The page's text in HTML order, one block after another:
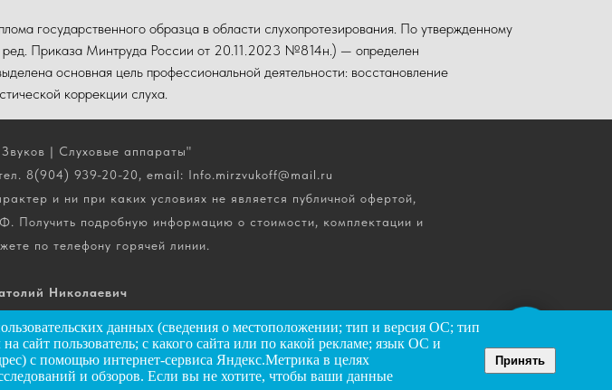
ЗАДАТЬ ВОПРОС
данных (сведения о местоположении; тип и версия ОС; тип
сайт пользователь; с какого сайта или по какой рекламе; язык ОС и
с помощью интернет-сервиса Яндекс.Метрика в целях
и обзоров. Если вы не хотите, чтобы ваши данные
Принять
государственного образца в области слухопротезирования. По утвержденному
ред. Приказа Минтруда России от 20.11.2023 №814н.) — определен
основная цель профессиональной деятельности: восстановление
коррекции слуха.
| Слуховые аппараты"
8(904) 939-20-20, email: Info.mirzvukoff@mail.ru
и ни при каких условиях не является публичной офертой,
Получить подробную информацию о стоимости, комплектации и
по телефону горячей линии.
Николаевич